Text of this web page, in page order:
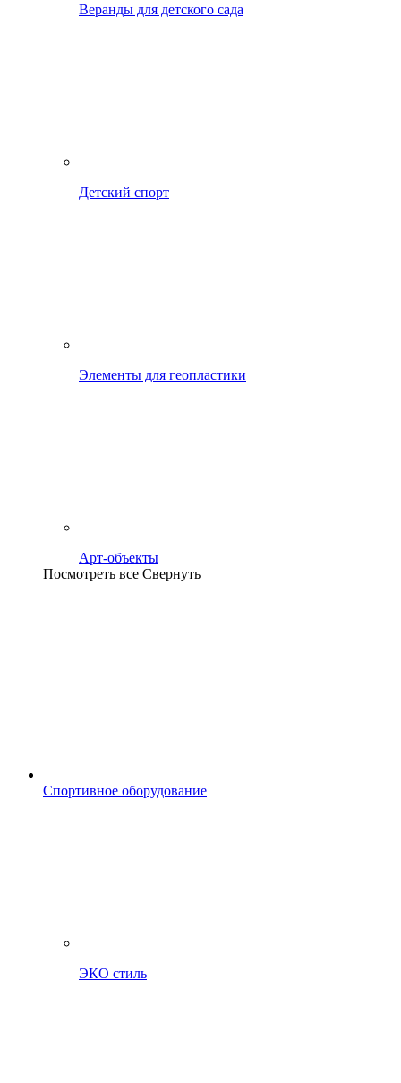
Веранды для детского сада
Детский спорт
Элементы для геопластики
Арт-объекты
Посмотреть все Свернуть
Спортивное оборудование
ЭКО стиль